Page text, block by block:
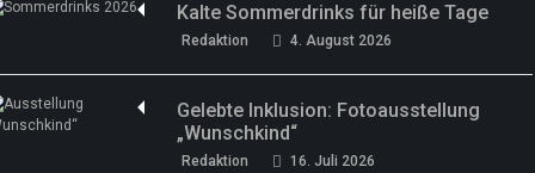
Kalte Sommerdrinks für heiße Tage
Redaktion 4. August 2026
Gelebte Inklusion: Fotoausstellung
„Wunschkind“
Redaktion 16. Juli 2026